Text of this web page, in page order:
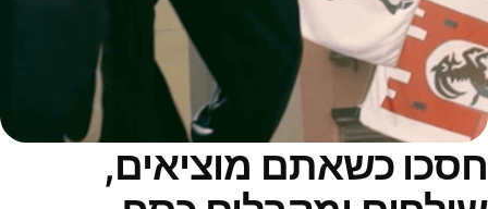
כשאתם מוציאים,